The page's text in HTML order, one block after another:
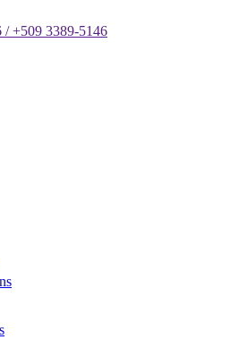
/ +509 3389-5146